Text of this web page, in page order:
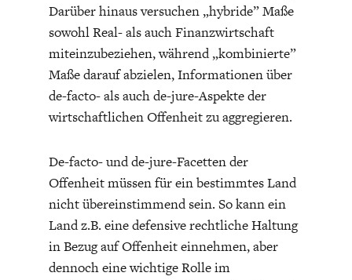
WELTWIRTSCHAFT
Darüber hinaus versuchen „hybride” Maße
sowohl Real- als auch Finanzwirtschaft
miteinzubeziehen, während „kombinierte”
Maße darauf abzielen, Informationen über
de-facto- als auch de-jure-Aspekte der
wirtschaftlichen Offenheit zu aggregieren.
De-facto- und de-jure-Facetten der
Offenheit müssen für ein bestimmtes Land
nicht übereinstimmend sein. So kann ein
Land z.B. eine defensive rechtliche Haltung
in Bezug auf Offenheit einnehmen, aber
dennoch eine wichtige Rolle im